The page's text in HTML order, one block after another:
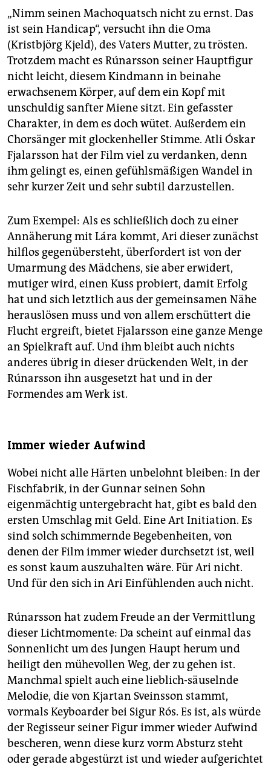
„Nimm seinen Machoquatsch nicht zu ernst. Das
ist sein Handicap“, versucht ihn die Oma
(Kristbjörg Kjeld), des Vaters Mutter, zu trösten.
Trotzdem macht es Rúnarsson seiner Hauptfigur
nicht leicht, diesem Kindmann in beinahe
erwachsenem Körper, auf dem ein Kopf mit
unschuldig sanfter Miene sitzt. Ein gefasster
Charakter, in dem es doch wütet. Außerdem ein
Chorsänger mit glockenheller Stimme. Atli Óskar
Fjalarsson hat der Film viel zu verdanken, denn
ihm gelingt es, einen gefühlsmäßigen Wandel in
sehr kurzer Zeit und sehr subtil darzustellen.
Zum Exempel: Als es schließlich doch zu einer
Annäherung mit Lára kommt, Ari dieser zunächst
hilflos gegenübersteht, überfordert ist von der
Umarmung des Mädchens, sie aber erwidert,
mutiger wird, einen Kuss probiert, damit Erfolg
hat und sich letztlich aus der gemeinsamen Nähe
herauslösen muss und von allem erschüttert die
Flucht ergreift, bietet Fjalarsson eine ganze Menge
an Spielkraft auf. Und ihm bleibt auch nichts
anderes übrig in dieser drückenden Welt, in der
Rúnarsson ihn ausgesetzt hat und in der
Formendes am Werk ist.
Immer wieder Aufwind
Wobei nicht alle Härten unbelohnt bleiben: In der
Fischfabrik, in der Gunnar seinen Sohn
eigenmächtig untergebracht hat, gibt es bald den
ersten Umschlag mit Geld. Eine Art Initiation. Es
sind solch schimmernde Begebenheiten, von
denen der Film immer wieder durchsetzt ist, weil
es sonst kaum auszuhalten wäre. Für Ari nicht.
Und für den sich in Ari Einfühlenden auch nicht.
Rúnarsson hat zudem Freude an der Vermittlung
dieser Lichtmomente: Da scheint auf einmal das
Sonnenlicht um des Jungen Haupt herum und
heiligt den mühevollen Weg, der zu gehen ist.
Manchmal spielt auch eine lieblich-säuselnde
Melodie, die von Kjartan Sveinsson stammt,
vormals Keyboarder bei Sigur Rós. Es ist, als würde
der Regisseur seiner Figur immer wieder Aufwind
bescheren, wenn diese kurz vorm Absturz steht
oder gerade abgestürzt ist und wieder aufgerichtet